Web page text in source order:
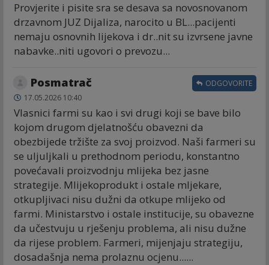
Provjerite i pisite sra se desava sa novosnovanom
drzavnom JUZ Dijaliza, narocito u BL...pacijenti
nemaju osnovnih lijekova i dr..nit su izvrsene javne
nabavke..niti ugovori o prevozu...
Posmatrač
17.05.2026 10:40
Vlasnici farmi su kao i svi drugi koji se bave bilo
kojom drugom djelatnošću obavezni da
obezbijede tržište za svoj proizvod. Naši farmeri su
se uljuljkali u prethodnom periodu, konstantno
povećavali proizvodnju mlijeka bez jasne
strategije. Mlijekoprodukt i ostale mljekare,
otkupljivaci nisu dužni da otkupe mlijeko od
farmi. Ministarstvo i ostale institucije, su obavezne
da učestvuju u rješenju problema, ali nisu dužne
da rijese problem. Farmeri, mijenjaju strategiju,
dosadašnja nema prolaznu ocjenu......
ODGOVORITE